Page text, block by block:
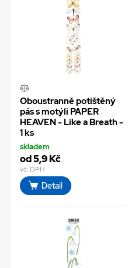
Oboustranně potištěný
pás s motýli PAPER
HEAVEN - Like a Breath -
1 ks
skladem
od 5,9 Kč
vč. DPH
Detail